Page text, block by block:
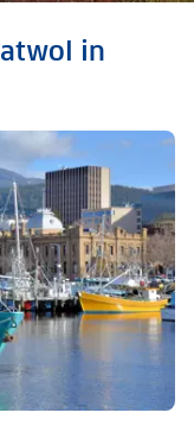
in